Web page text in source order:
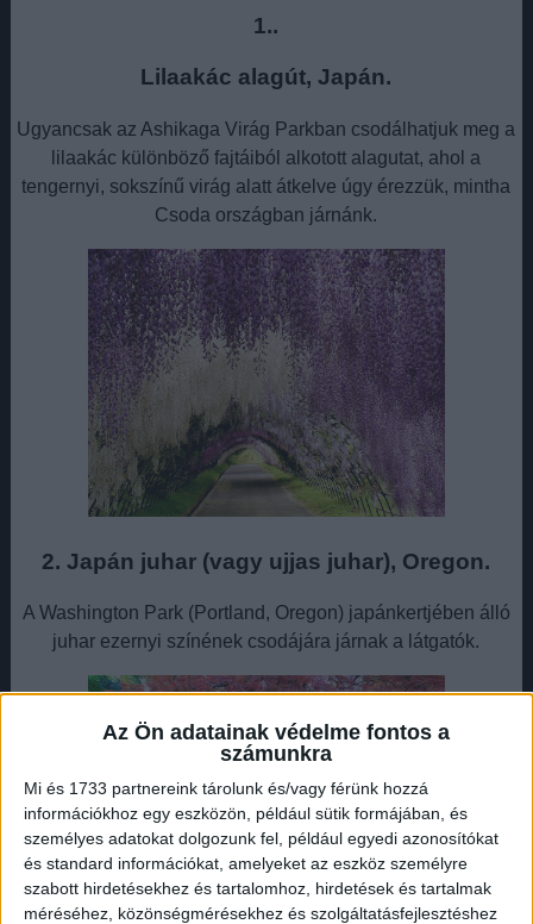
Az Ön adatainak védelme fontos a
számunkra
Mi és 1733 partnereink tárolunk és/vagy férünk hozzá
információkhoz egy eszközön, például sütik formájában, és
személyes adatokat dolgozunk fel, például egyedi azonosítókat
és standard információkat, amelyeket az eszköz személyre
szabott hirdetésekhez és tartalomhoz, hirdetések és tartalmak
méréséhez, közönségmérésekhez és szolgáltatásfejlesztéshez
1..
Lilaakác alagút, Japán.
Ugyancsak az Ashikaga Virág Parkban csodálhatjuk meg a
lilaakác különböző fajtáiból alkotott alagutat, ahol a
tengernyi, sokszínű virág alatt átkelve úgy érezzük, mintha
Csoda országban járnánk.
2. Japán juhar (vagy ujjas juhar), Oregon.
A Washington Park (Portland, Oregon) japánkertjében álló
juhar ezernyi színének csodájára járnak a látgatók.